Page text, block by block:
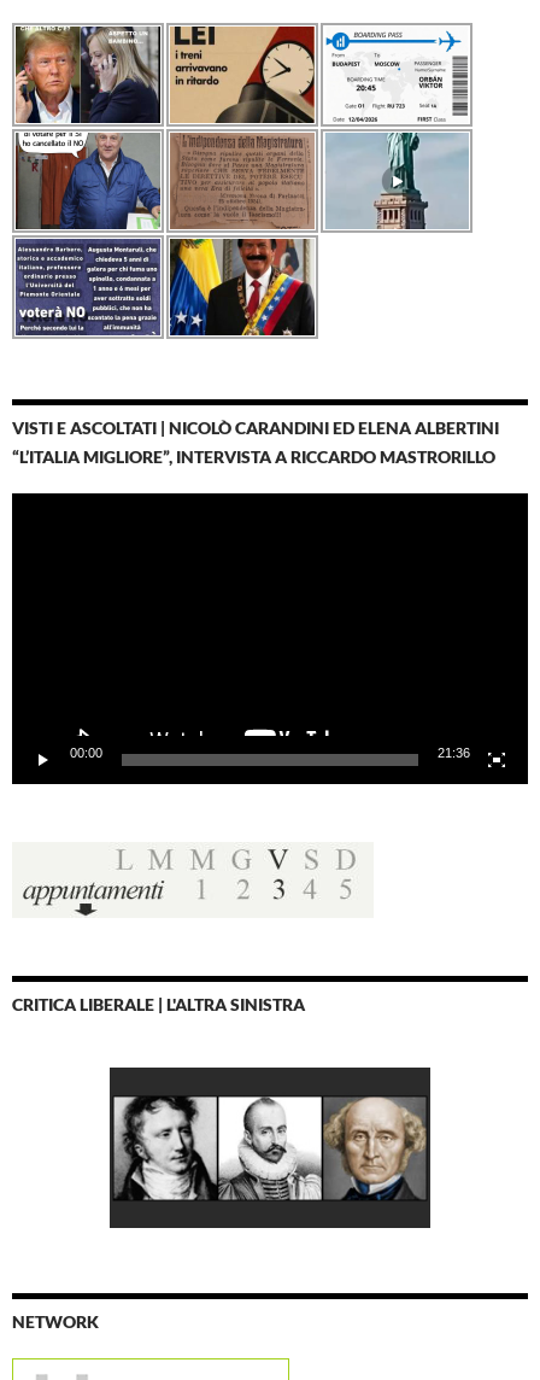
VISTI E ASCOLTATI | NICOLÒ CARANDINI ED ELENA ALBERTINI
“L’ITALIA MIGLIORE”, INTERVISTA A RICCARDO MASTRORILLO
00:00 21:36
CRITICA LIBERALE | L'ALTRA SINISTRA
NETWORK